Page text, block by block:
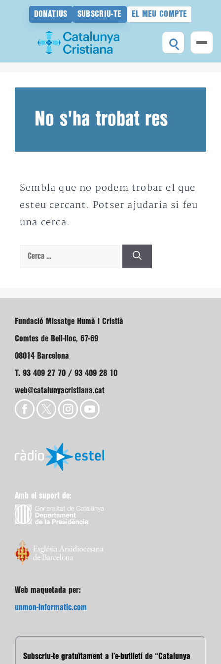
DONATIUS SUBSCRIU-TE EL MEU COMPTE
No s'ha trobat res
Sembla que no podem trobar el que
esteu cercant. Potser ajudaria si feu
una cerca.
Cerca:
Fundació Missatge Humà i Cristià
Comtes de Bell-lloc, 67-69
08014 Barcelona
T. 93 409 27 70 / 93 409 28 10
web@catalunyacristiana.cat
Amb el suport de:
Web maquetada per:
unmon-informatic.com
Subscriu-te gratuïtament a l’e-butlletí de “Catalunya